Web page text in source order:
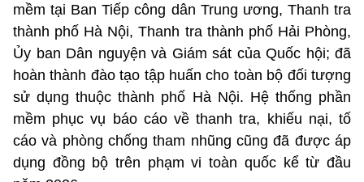
mềm tại Ban Tiếp công dân Trung ương, Thanh tra
thành phố Hà Nội, Thanh tra thành phố Hải Phòng,
Ủy ban Dân nguyện và Giám sát của Quốc hội; đã
hoàn thành đào tạo tập huấn cho toàn bộ đối tượng
sử dụng thuộc thành phố Hà Nội. Hệ thống phần
mềm phục vụ báo cáo về thanh tra, khiếu nại, tố
cáo và phòng chống tham nhũng cũng đã được áp
dụng đồng bộ trên phạm vi toàn quốc kể từ đầu